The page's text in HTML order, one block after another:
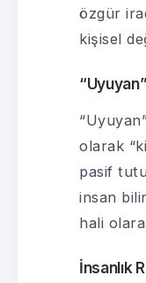
özgür
kişisel
olarak
pasif
insan
hali
İnsanlık